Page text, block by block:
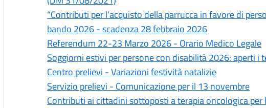
“Contributi per l’acquisto della parrucca in favore di
bando 2026 - scadenza 28 febbraio 2026
Referendum 22-23 Marzo 2026 - Orario Medico Legale
Soggiorni estivi per persone con disabilità 2026: aperti i
Centro prelievi - Variazioni festività natalizie
Servizio prelievi - Comunicazione per il 13 novembre
Contributi ai cittadini sottoposti a terapia oncologica per